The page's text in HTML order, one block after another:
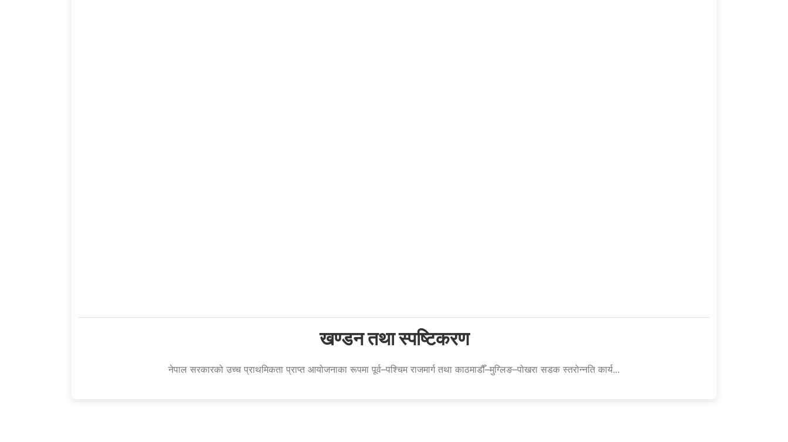
खण्डन तथा स्पष्टिकरण
नेपाल सरकारको उच्च प्राथमिकता प्राप्त आयोजनाका रूपमा पूर्व–पश्चिम राजमार्ग तथा काठमाडौँ–मुग्लिङ–पोखरा सडक स्तरोन्नति कार्य...